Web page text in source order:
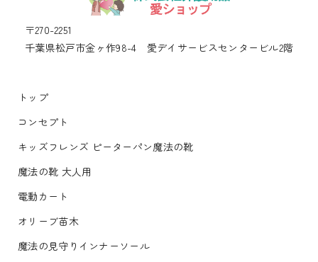
〒270-2251
千葉県松戸市金ヶ作98-4 愛デイサービスセンタービル2階
トップ
コンセプト
キッズフレンズ ピーターパン魔法の靴
魔法の靴 大人用
電動カート
オリーブ苗木
魔法の見守りインナーソール